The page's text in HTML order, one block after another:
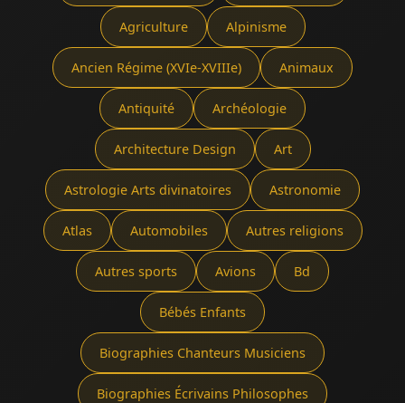
Agriculture Alpinisme
Ancien Régime (XVIe-XVIIIe) Animaux
Antiquité Archéologie
Architecture Design Art
Astrologie Arts divinatoires Astronomie
Atlas Automobiles Autres religions
Autres sports Avions Bd
Bébés Enfants
Biographies Chanteurs Musiciens
Biographies Écrivains Philosophes